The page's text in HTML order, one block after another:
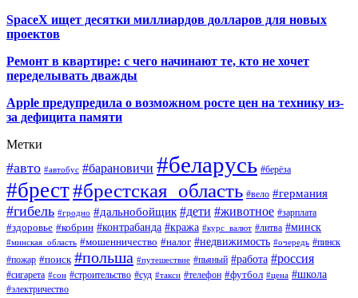
SpaceX ищет десятки миллиардов долларов для новых
проектов
Ремонт в квартире: с чего начинают те, кто не хочет
переделывать дважды
Apple предупредила о возможном росте цен на технику из-
за дефицита памяти
Метки
#авто #автобус #барановичи #беларусь #берёза
#брест#брестская_область #вело #германия
#гибель #гродно #дальнобойщик #дети #животное #зарплата
#здоровье #кобрин #контрабанда #кража #курс_валют #литва #минск
#минская_область #мошенничество #налог #недвижимость #очередь #пинск
#пожар #поиск #польша #путешествие #пьяный #работа #россия
#сигарета #сон #строительство #суд #такси #телефон #футбол #цена #школа
#электричество